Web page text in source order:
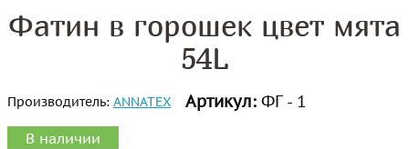
Фатин в горошек цвет мята
54L
Производитель: ANNATEX Артикул: ФГ - 1
В наличии